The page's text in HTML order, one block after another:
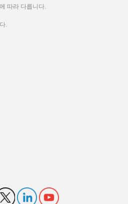
따라 다릅니다.
.